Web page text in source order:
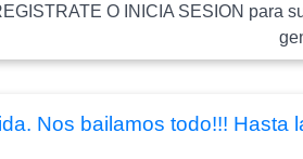
O INICIA SESION para
Nos bailamos todo!!! Hasta